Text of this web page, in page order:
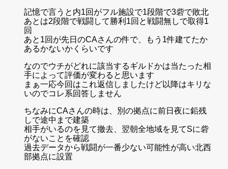
記憶で言うと内1回がフル施設で1段階で3砦で敗北
あとは2段階で戦闘して勝利1回と戦闘無しで取得1
回
あと1回が先日のCAさんの件で、もう1件建てたか
あるかないかくらいです
なのでウチがどれに該当するギルドかは当たった相
手によって評価が変わると思います
まぁ一応今回はこれ返信しましたけど以降はキリな
いのでコレ系回答しません
ちなみにCAさんの時は、別の拠点に前日夜に鉛残
しで途中まで建築
相手がいるのを見て撤去、翌朝全地域を見てSに砦
がないことを確認
過去データから戦闘が一番少ない可能性が高い北西
部拠点に設置